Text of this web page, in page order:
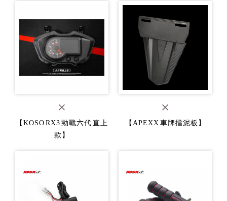
【KOSO RX3 勁戰六代 直上
款】
【APEXX 車牌擋泥板】